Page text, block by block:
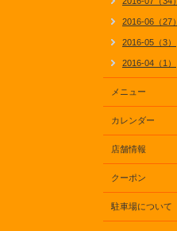
2016-06（27）
2016-05（3）
2016-04（1）
メニュー
カレンダー
店舗情報
クーポン
駐車場について